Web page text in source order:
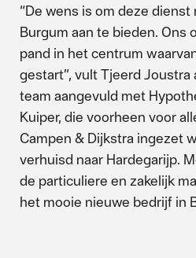
“De wens is om deze dienst
Burgum aan te bieden. Ons
pand in het centrum
gestart”, vult Tjeerd Joustra
team aangevuld met
Kuiper, die voorheen voor
Campen & Dijkstra ingezet
verhuisd naar Hardegarijp.
de particuliere en zakelijk
het mooie nieuwe bedrijf in